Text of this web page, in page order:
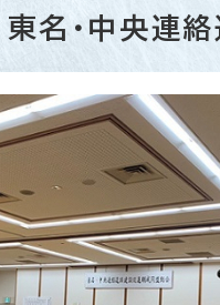
名・中央連